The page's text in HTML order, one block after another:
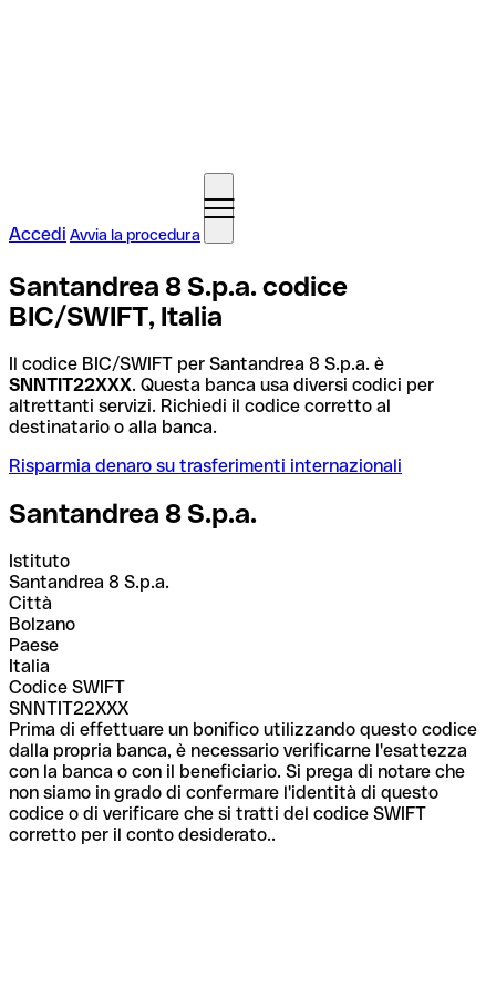
Accedi Avvia la procedura
Santandrea 8 S.p.a. codice
BIC/SWIFT, Italia
Il codice BIC/SWIFT per Santandrea 8 S.p.a. è
SNNTIT22XXX. Questa banca usa diversi codici per
altrettanti servizi. Richiedi il codice corretto al
destinatario o alla banca.
Risparmia denaro su trasferimenti internazionali
Santandrea 8 S.p.a.
Istituto
Santandrea 8 S.p.a.
Città
Bolzano
Paese
Italia
Codice SWIFT
SNNTIT22XXX
Prima di effettuare un bonifico utilizzando questo codice
dalla propria banca, è necessario verificarne l'esattezza
con la banca o con il beneficiario. Si prega di notare che
non siamo in grado di confermare l'identità di questo
codice o di verificare che si tratti del codice SWIFT
corretto per il conto desiderato..